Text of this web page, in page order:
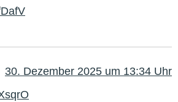
30. Dezember 2025 um 13:34 Uhr